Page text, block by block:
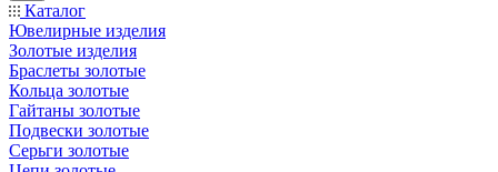
Каталог
Ювелирные изделия
Золотые изделия
Браслеты золотые
Кольца золотые
Гайтаны золотые
Подвески золотые
Серьги золотые